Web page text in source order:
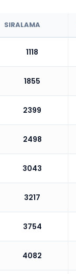
SIRALAMA
1118
1855
2399
2498
3043
3217
3754
4082